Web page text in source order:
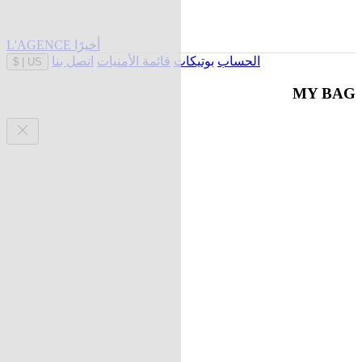
L'AGENCE أخيرًا
US
$ الحساب بوتيكات قائمة الأمنيات اتصل بنا
MY BAG